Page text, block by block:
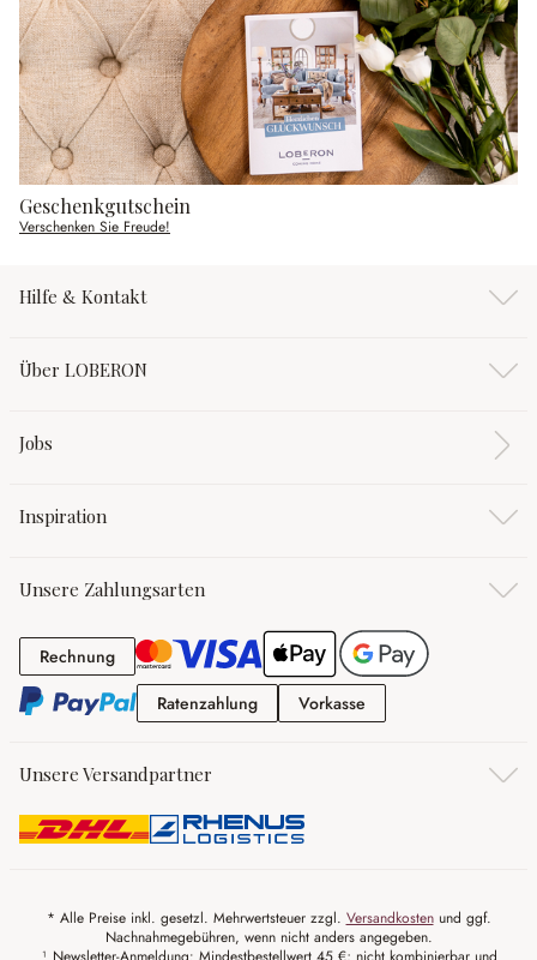
Geschenkgutschein
Verschenken Sie Freude!
Hilfe & Kontakt
Über LOBERON
Jobs
Inspiration
Unsere Zahlungsarten
RechnungRechnung
RatenzahlungRatenzahlung
Vorkasse
Unsere Versandpartner
* Alle Preise inkl. gesetzl. Mehrwertsteuer zzgl. Versandkostenund ggf.
Nachnahmegebühren, wenn nicht anders angegeben.